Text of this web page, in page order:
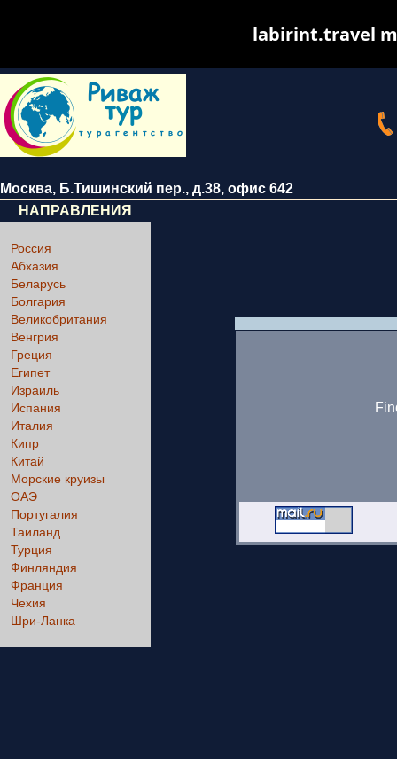
Москва, Б.Тишинский пер., д.38, офис 642
НАПРАВЛЕНИЯ
Россия
Абхазия
Беларусь
Болгария
Великобритания
Венгрия
Греция
Египет
Израиль
Испания
Италия
Кипр
Китай
Морские круизы
ОАЭ
Португалия
Таиланд
Турция
Финляндия
Франция
Чехия
Шри-Ланка
labirint.travel